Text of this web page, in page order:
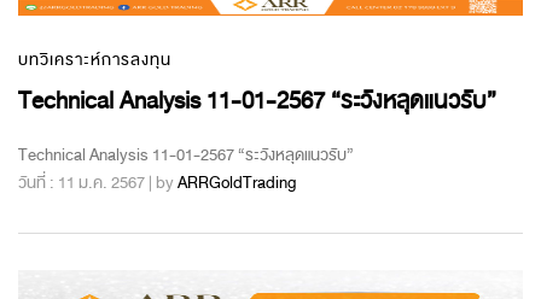
บทวิเคราะห์การลงทุน
Technical Analysis 11-01-2567 “ระวังหลุดแนวรับ”
Technical Analysis 11-01-2567 “ระวังหลุดแนวรับ”
วันที่ : 11 ม.ค. 2567 | byARRGoldTrading